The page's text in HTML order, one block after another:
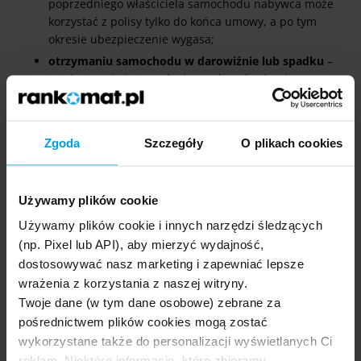
Zgoda Szczegóły O plikach cookies
Używamy plików cookie
Używamy plików cookie i innych narzędzi śledzących
(np. Pixel lub API), aby mierzyć wydajność,
dostosowywać nasz marketing i zapewniać lepsze
wrażenia z korzystania z naszej witryny.
Twoje dane (w tym dane osobowe) zebrane za
pośrednictwem plików cookies mogą zostać
wykorzystane także do personalizacji wyświetlanych Ci
poprzedniego właściciela samochodu nabywca może
korzystać z polisy tylko do końca umowy, a po tym
okresie ubezpieczenie wygasa;
otrzymaniu samochodu w darowiźnie lub spadku –
tutaj sytuacja jest analogiczna do nabycia użuwanego
samochodu (z OC darczyńcy można korzystać tylko do
wykorzystaniu krótkoterminowego ubezpieczenia OC
– taka umowa nie jest przedłużana automatycznie;
do automatycznego przedłużenia umowy, polisa musi
być opłacona w całości;
wypowiedzeniu dotychczasowej umowy– taka
czynność oznacza, że klient nie chce korzystać dalej z
OC;
cofnięciu zakładowi ubezpieczeń zezwolenia
wykonywanie działalności ubezpieczeniowej w zakresie
OC pojazdów;
ogłoszeniu upadłości zakładu ubezpieczeńoraz